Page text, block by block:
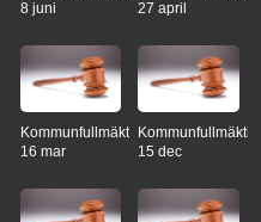
8 juni
27 april
Kommunfullmäktige
16 mar
Kommunfullmäktige
15 dec